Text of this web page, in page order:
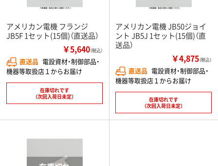
アメリカン電機 フランジ
JB5F 1セット(15個)（直送品）
￥5,640（税込）
直送品 電設資材・制御部品・
機器等取扱店１からお届け
在庫切れです
（次回入荷日未定）
アメリカン電機 JB50ジョイ
ント JB5J 1セット(15個)（直
送品）
￥4,875（税込）
直送品 電設資材・制御部品・
機器等取扱店１からお届け
在庫切れです
（次回入荷日未定）